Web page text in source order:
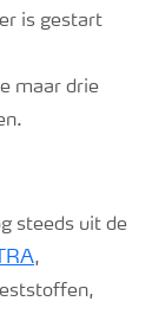
is gestart
maar drie
steeds uit de
,